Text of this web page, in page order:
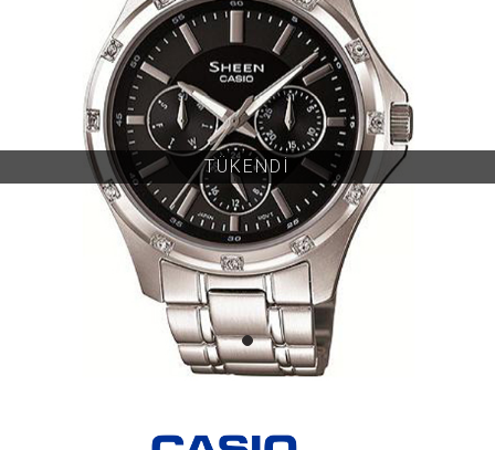
TÜKENDİ